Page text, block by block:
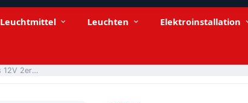
Leuchtmittel Leuchten Elektroinstallation
Osram AUX Original P21W PKW 21W 460lm BA15s 12V 2er Blister